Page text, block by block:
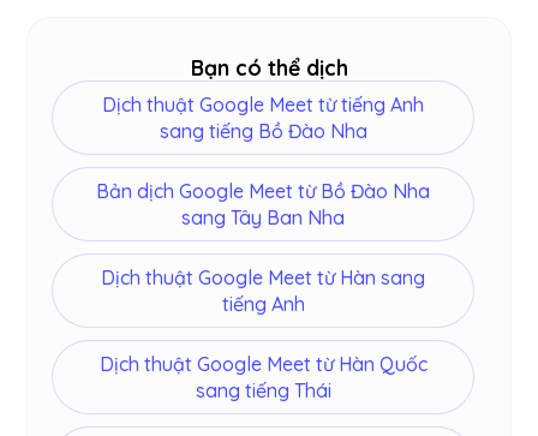
Bạn có thể dịch
Dịch thuật Google Meet từ tiếng Anh
sang tiếng Bồ Đào Nha
Bản dịch Google Meet từ Bồ Đào Nha
sang Tây Ban Nha
Dịch thuật Google Meet từ Hàn sang
tiếng Anh
Dịch thuật Google Meet từ Hàn Quốc
sang tiếng Thái